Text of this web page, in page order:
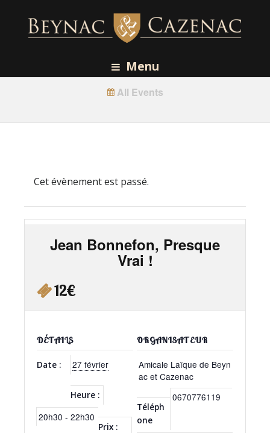
Menu
All Events
Cet évènement est passé.
Jean Bonnefon, Presque
Vrai !
12€
DÉTAILS
Date : 27 février
Heure :
20h30 - 22h30
Prix :
ORGANISATEUR
Amicale Laïque de Beyn
ac et Cazenac
Téléph
one
0670776119